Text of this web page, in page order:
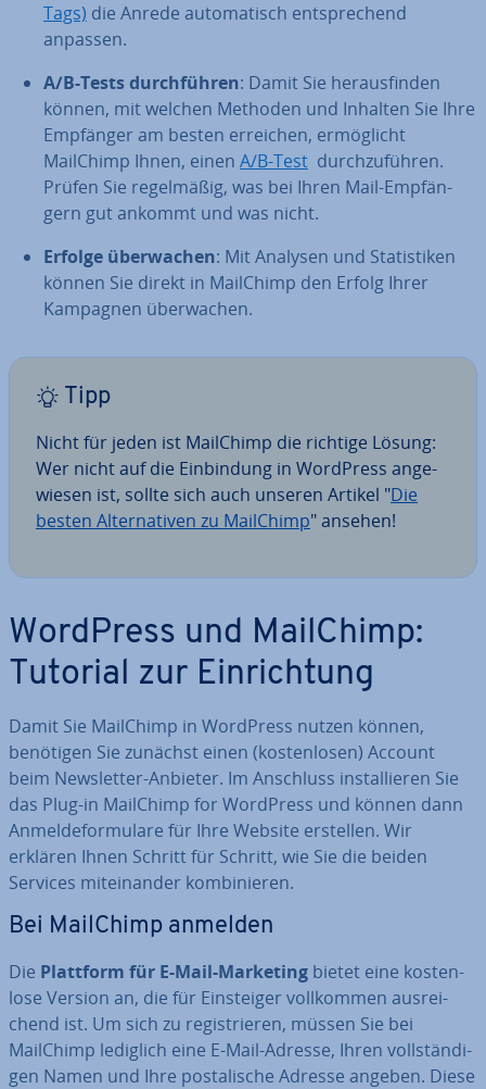
Tags) die Anrede au­to­ma­tisch ent­spre­chend
anpassen.
A/B-Tests durch­füh­ren: Damit Sie her­aus­fin­den
können, mit welchen Methoden und Inhalten Sie Ihre
Empfänger am besten erreichen, er­mög­licht
MailChimp Ihnen, einen A/B-Test durch­zu­füh­ren.
Prüfen Sie re­gel­mä­ßig, was bei Ihren Mail-Emp­fän­
gern gut ankommt und was nicht.
Erfolge über­wa­chen: Mit Analysen und Sta­tis­ti­ken
können Sie direkt in MailChimp den Erfolg Ihrer
Kampagnen über­wa­chen.
Tipp
Nicht für jeden ist MailChimp die richtige Lösung:
Wer nicht auf die Ein­bin­dung in WordPress an­ge­
wie­sen ist, sollte sich auch unseren Artikel "Die
besten Al­ter­na­ti­ven zu MailChimp" ansehen!
WordPress und MailChimp:
Tutorial zur Ein­rich­tung
Damit Sie MailChimp in WordPress nutzen können,
benötigen Sie zunächst einen (kos­ten­lo­sen) Account
beim News­let­ter-Anbieter. Im Anschluss in­stal­lie­ren Sie
das Plug-in MailChimp for WordPress und können dann
An­mel­de­for­mu­la­re für Ihre Website erstellen. Wir
erklären Ihnen Schritt für Schritt, wie Sie die beiden
Services mit­ein­an­der kom­bi­nie­ren.
Bei MailChimp anmelden
Die Plattform für E-Mail-Marketing bietet eine kos­ten­
lo­se Version an, die für Ein­stei­ger voll­kom­men aus­rei­
chend ist. Um sich zu re­gis­trie­ren, müssen Sie bei
MailChimp lediglich eine E-Mail-Adresse, Ihren voll­stän­di­
gen Namen und Ihre pos­ta­li­sche Adresse angeben. Diese